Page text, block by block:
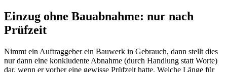
Einzug ohne Bauabnahme: nur nach
Prüfzeit
Nimmt ein Auftraggeber ein Bauwerk in Gebrauch, dann stellt dies
nur dann eine konkludente Abnahme (durch Handlung statt Worte)
dar, wenn er vorher eine gewisse Prüfzeit hatte. Welche Länge für